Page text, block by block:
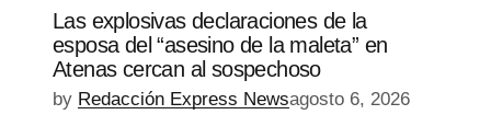
Las explosivas declaraciones de la
esposa del “asesino de la maleta” en
Atenas cercan al sospechoso
by Redacción Express Newsagosto 6, 2026